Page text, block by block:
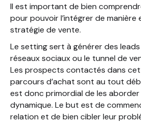
Il est important de bien
pour pouvoir l’intégrer de manière
stratégie de vente.
Le setting sert à générer des
réseaux sociaux ou le tunnel de
Les prospects contactés dans
parcours d’achat sont au tout
est donc primordial de les
dynamique. Le but est de
relation et de bien cibler leur